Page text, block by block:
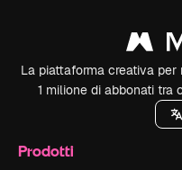
La piattaforma creativa
1 milione di abbonati tra
Prodotti